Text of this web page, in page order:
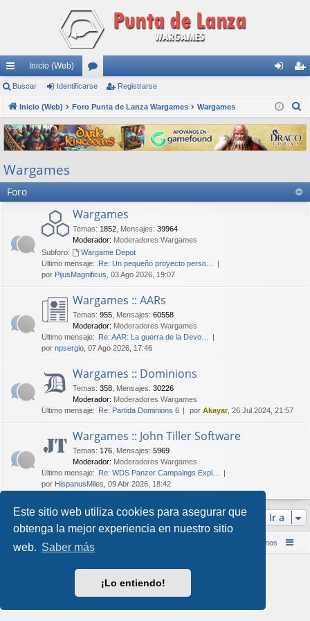
Este sitio web utiliza cookies para asegurar que
obtenga la mejor experiencia en nuestro sitio
web. Saber más
¡Lo entiendo!
nl
ac
es
rá
pi
do
Inicio (Web)
or
os nti
fic
ar
ist
ra
rs
Buscar Identificarse Registrarse
Inicio (Web) Foro Punta de Lanza Wargames Wargames
s
c
r
Wargames
Foro
Wargames
Temas: 1852 Mensajes: 39964
Moderador: Moderadores Wargames
Subforo:
Wargame Depot
Último mensaje: Re: Un pequeño proyecto perso…
por PijusMagnificus , 03 Ago 2026, 19:07
Wargames :: AARs
Temas: 955 Mensajes: 60558
Moderador: Moderadores Wargames
Último mensaje: Re: AAR: La guerra de la Devo…
por npsergio , 07 Ago 2026, 17:46
Wargames :: Dominions
Temas: 358 Mensajes: 30226
Moderador: Moderadores Wargames
Último mensaje: Re: Partida Dominions 6 por Akayar, 26 Jul 2024, 21:57
Wargames :: John Tiller Software
Temas: 176 Mensajes: 5969
Moderador: Moderadores Wargames
Último mensaje: Re: WDS Panzer Campaings Expl…
por HispanusMiles , 09 Abr 2026, 18:42
Ir a
Inicio (Web) Foro Punta de Lanza Wargames Contáctenos
Style por
Arty &